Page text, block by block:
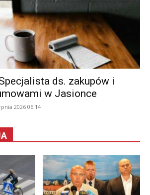
ds. zakupów i
w Jasionce
2026 06:14